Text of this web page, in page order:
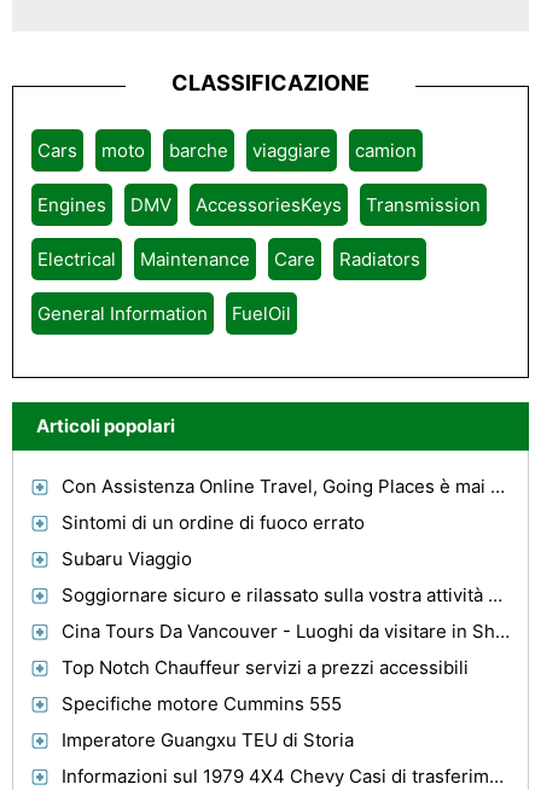
CLASSIFICAZIONE
Cars moto barche viaggiare camion
Engines DMV AccessoriesKeys Transmission
Electrical Maintenance Care Radiators
General Information FuelOil
Articoli popolari
Con Assistenza Online Travel, Going Places è mai stato così facile
Sintomi di un ordine di fuoco errato
Subaru Viaggio
Soggiornare sicuro e rilassato sulla vostra attività Trip
Cina Tours Da Vancouver - Luoghi da visitare in Shanghai
Top Notch Chauffeur servizi a prezzi accessibili
Specifiche motore Cummins 555
Imperatore Guangxu TEU di Storia
Informazioni sul 1979 4X4 Chevy Casi di trasferimento